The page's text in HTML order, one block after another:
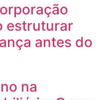
estruturar
antes do
na